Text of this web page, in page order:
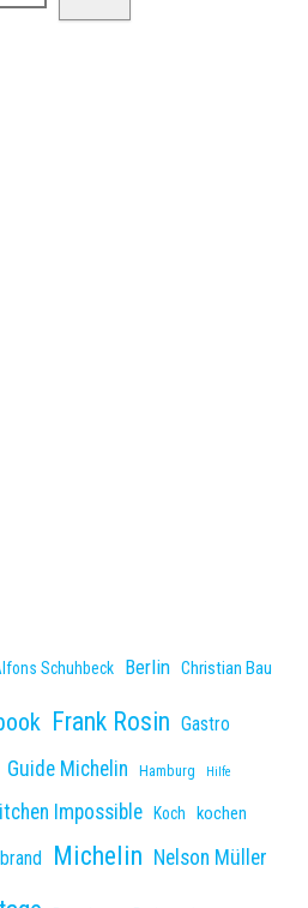
Schuhbeck Berlin Christian Bau
Frank Rosin Gastro
Guide Michelin Hamburg Hilfe
Impossible Koch kochen
Michelin Nelson Müller